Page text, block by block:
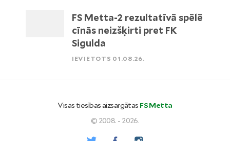
FS Metta-2 rezultatīvā spēlē
cīnās neizšķirti pret FK
Sigulda
IEVIETOTS 01.08.26.
Visas tiesības aizsargātas FS Metta
© 2008. - 2026.